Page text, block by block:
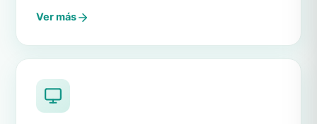
Ver más